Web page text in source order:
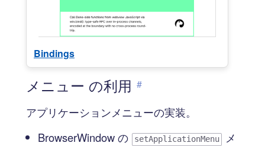
Bindings
メニュー の利用 #
アプリケーションメニューの実装。
BrowserWindow の
setApplicationMenu
メ